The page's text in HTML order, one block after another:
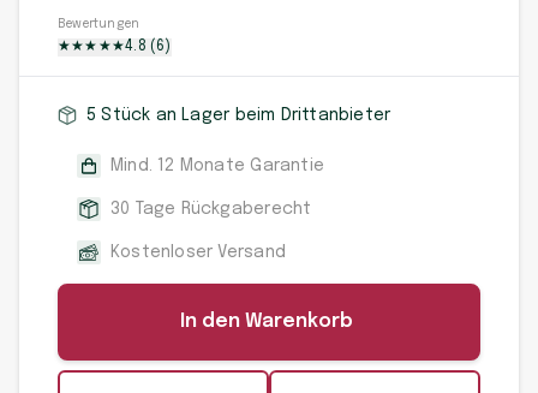
Bewertungen
★★★ ★★4.8 (6 )
5 Stück an Lager beim Drittanbieter
Mind. 12 Monate Garantie
30 Tage Rückgaberecht
Kostenloser Versand
In den Warenkorb